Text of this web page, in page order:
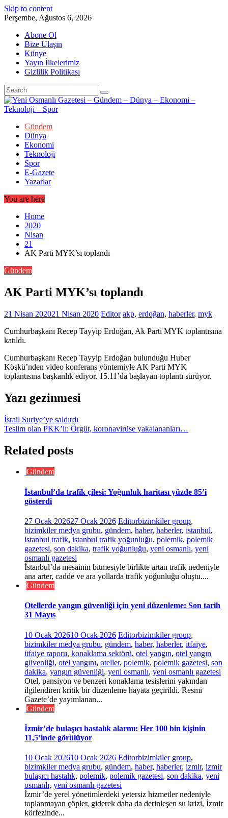
Skip to content
Perşembe, Ağustos 6, 2026
Abone Ol
Bize Ulaşın
Künye
Yayın İlkelerimiz
Gizlilik Politikası
Gündem
Dünya
Ekonomi
Teknoloji
Spor
E-Gazete
Yazarlar
You are here
Home
2020
Nisan
21
AK Parti MYK’sı toplandı
Gündem
AK Parti MYK’sı toplandı
21 Nisan 202021 Nisan 2020 Editor akp, erdoğan, haberler, myk
Cumhurbaşkanı Recep Tayyip Erdoğan, Ak Parti MYK toplantısına
katıldı.
Cumhurbaşkanı Recep Tayyip Erdoğan bulunduğu Huber
Köşkü’nden video konferans yöntemiyle AK Parti MYK
toplantısına başkanlık ediyor. 15.11’da başlayan toplantı sürüyor.
Yazı gezinmesi
İsrail Suriye’ye saldırdı
Teslim olan PKK’lı: Örgüt, koronavirüse yakalananları…
Related posts
Gündem
İstanbul’da trafik çilesi: Yoğunluk haritası yüzde 85’i
gösterdi
27 Ocak 202627 Ocak 2026 Editorbizimkiler group,
bizimkiler medya grubu, gündem, haber, haberler, istanbul,
istanbul trafik, istanbul trafik yoğunluğu, polemik, polemik
gazetesi, son dakika, trafik yoğunluğu, yeni osmanlı, yeni
osmanlı gazetesi
İstanbul’da mesainin bitmesiyle birlikte artan trafik nedeniyle
ana arter, cadde ve ara yollarda trafik yoğunluğu oluştu....
Gündem
Otellerde yangın güvenliği için yeni düzenleme: Son tarih
31 Mayıs
10 Ocak 202610 Ocak 2026 Editorbizimkiler group,
bizimkiler medya grubu, gündem, haber, haberler, itfaiye,
itfaiye raporu, konaklama sektörü, otel yangın, otel yangın
güvenliği, otel yangını, oteller, polemik, polemik gazetesi, son
dakika, yangın güvenliği, yeni osmanlı, yeni osmanlı gazetesi
Otel, pansiyon ve benzeri konaklama tesislerini yakından
ilgilendiren kritik bir düzenleme hayata geçirildi. Resmi
Gazete’de yayımlanan...
Gündem
İzmir’de bulaşıcı hastalık alarmı: Her 100 bin kişinin
11,5’inde görülüyor
10 Ocak 202610 Ocak 2026 Editorbizimkiler group,
bizimkiler medya grubu, gündem, haber, haberler, izmir, izmir
bulaşıcı hastalık, polemik, polemik gazetesi, son dakika, yeni
osmanlı, yeni osmanlı gazetesi
İzmir’de yerel yönetimlerdeki yetersiz hizmetler nedeniyle
toplanmayan çöpler, giderek daha da derinleşen su krizi, İzmir
körfezinde...